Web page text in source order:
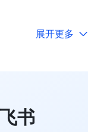
展开更多
书